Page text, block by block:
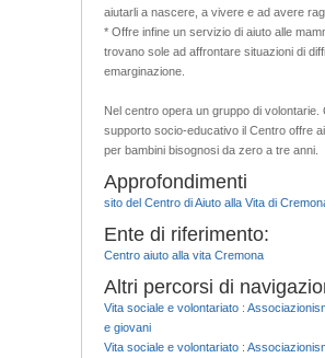
aiutarli a nascere, a vivere e ad avere
* Offre infine un servizio di aiuto alle
trovano sole ad affrontare situazioni di
emarginazione.
Nel centro opera un gruppo di volontarie.
supporto socio-educativo il Centro offre
per bambini bisognosi da zero a tre anni.
Approfondimenti
sito del Centro di Aiuto alla Vita di
Ente di riferimento:
Centro aiuto alla vita Cremona
Altri percorsi di
Vita sociale e volontariato :
e giovani
Vita sociale e volontariato :